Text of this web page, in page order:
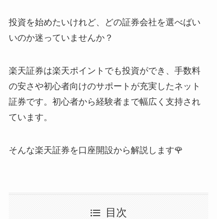
投資を始めたいけれど、どの証券会社を選べばい
いのか迷っていませんか？
楽天証券は楽天ポイントでも投資ができ 、 手数料
の安さ や初心者向けのサポート が充実したネット
証券です。初心者から経験者まで幅広く支持され
ています。
そんな楽天証券を口座開設から解説します🌹
目次